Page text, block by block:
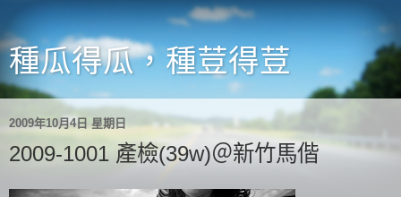
種瓜得瓜，種荳得荳
2009年10月4日 星期日
2009-1001 產檢(39w)＠新竹馬偕